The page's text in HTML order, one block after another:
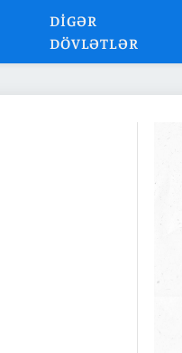
DIGƏR
DÖVLƏTLƏR